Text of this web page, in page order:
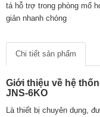
tá hỗ trợ trong phòng mổ
giản nhanh chóng
Chi tiết sản phẩm
Giới thiệu về hệ
JNS-6KO
Là thiết bị chuyên dụng,